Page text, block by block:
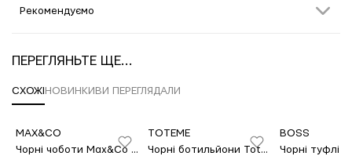
Рекомендуємо
ПЕРЕГЛЯНЬТЕ ЩЕ...
СХОЖІНОВИНКИВИ ПЕРЕГЛЯДАЛИ
MAX&CO
Чорні чоботи Max&Co зі шкіри
TOTEME
Чорні ботильйони Toteme зі шкіри
BOSS